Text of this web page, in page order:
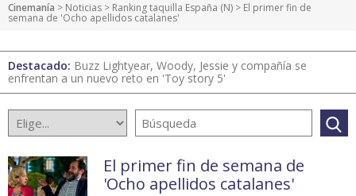
Cinemanía > Noticias > Ranking taquilla España (N) > El primer fin de
semana de 'Ocho apellidos catalanes'
Destacado: Buzz Lightyear, Woody, Jessie y compañía se
enfrentan a un nuevo reto en 'Toy story 5'
El primer fin de semana de
'Ocho apellidos catalanes'